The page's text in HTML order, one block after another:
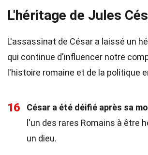
L'héritage de Jules
L'assassinat de César a laissé un
qui continue d'influencer notre
l'histoire romaine et de la politique
16 César a été déifié après sa
l'un des rares Romains à être
un dieu.